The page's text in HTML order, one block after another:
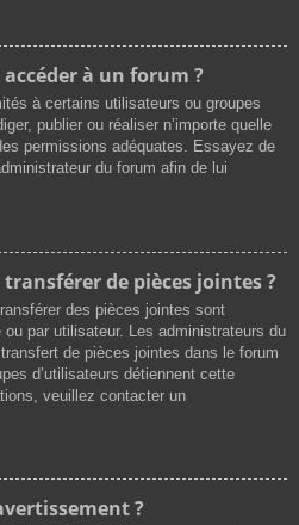
à un forum ?
à certains utilisateurs ou groupes
publier ou réaliser n’importe quelle
permissions adéquates. Essayez de
du forum afin de lui
de pièces jointes ?
des pièces jointes sont
par utilisateur. Les administrateurs du
de pièces jointes dans le forum
d’utilisateurs détiennent cette
veuillez contacter un
?